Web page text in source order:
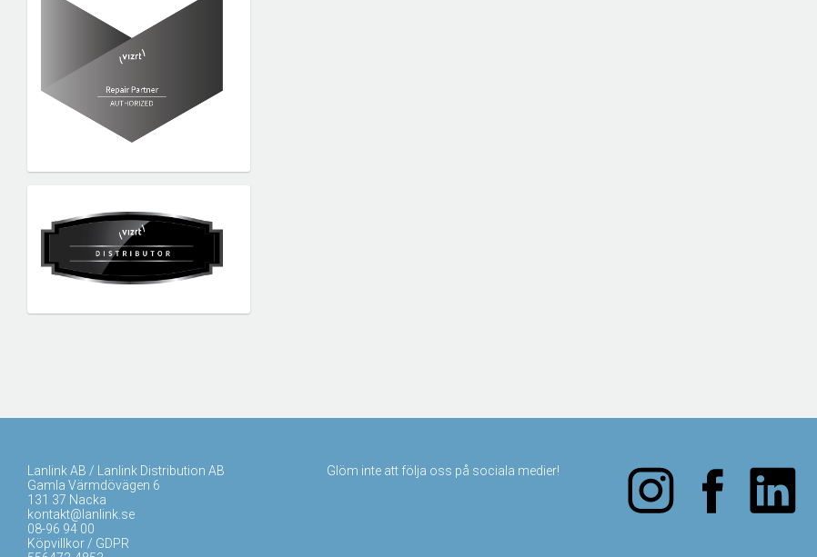
Lanlink AB / Lanlink Distribution AB
Gamla Värmdövägen 6
131 37 Nacka
kontakt@lanlink.se
08-96 94 00
Köpvillkor / GDPR
Glöm inte att följa oss på sociala medier!